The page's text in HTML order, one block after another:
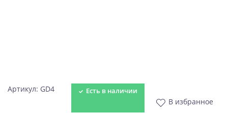
Артикул: GD4 Есть в наличии
В избранное